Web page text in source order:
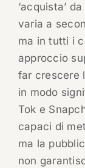
‘acquista’
varia a
ma in tutti i
approccio
far crescere
in modo
Tok e
capaci di
ma la
non